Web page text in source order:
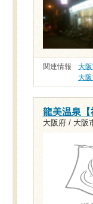
関連情報 大
大
龍美温泉【
大阪府 / 大阪